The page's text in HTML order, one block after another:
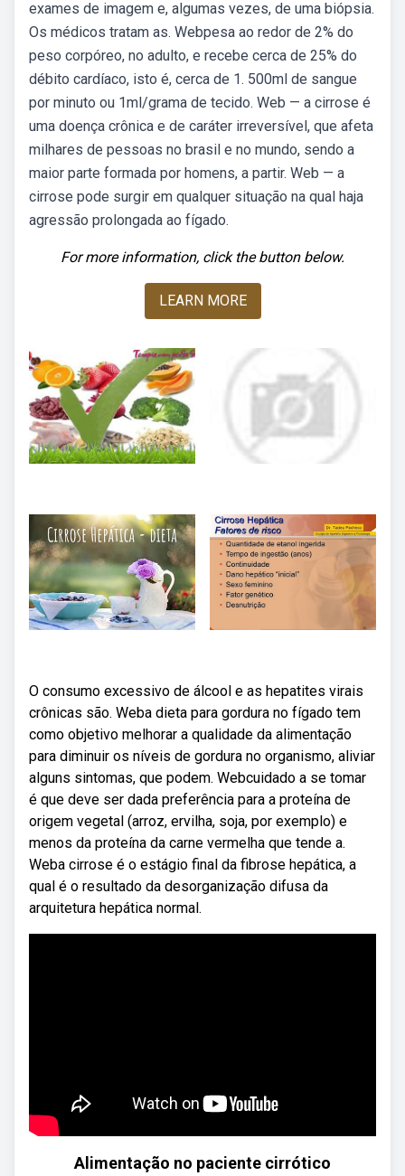
exames de imagem e, algumas vezes, de uma biópsia.
Os médicos tratam as. Webpesa ao redor de 2% do
peso corpóreo, no adulto, e recebe cerca de 25% do
débito cardíaco, isto é, cerca de 1. 500ml de sangue
por minuto ou 1ml/grama de tecido. Web — a cirrose é
uma doença crônica e de caráter irreversível, que afeta
milhares de pessoas no brasil e no mundo, sendo a
maior parte formada por homens, a partir. Web — a
cirrose pode surgir em qualquer situação na qual haja
agressão prolongada ao fígado.
For more information, click the button below.
LEARN MORE
O consumo excessivo de álcool e as hepatites virais
crônicas são. Weba dieta para gordura no fígado tem
como objetivo melhorar a qualidade da alimentação
para diminuir os níveis de gordura no organismo, aliviar
alguns sintomas, que podem. Webcuidado a se tomar
é que deve ser dada preferência para a proteína de
origem vegetal (arroz, ervilha, soja, por exemplo) e
menos da proteína da carne vermelha que tende a.
Weba cirrose é o estágio final da fibrose hepática, a
qual é o resultado da desorganização difusa da
arquitetura hepática normal.
Alimentação no paciente cirrótico